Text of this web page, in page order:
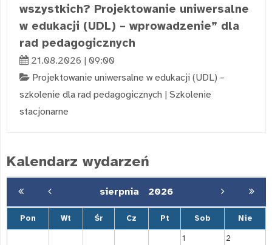
wszystkich? Projektowanie uniwersalne
w edukacji (UDL) – wprowadzenie” dla
rad pedagogicznych
21.08.2026 | 09:00
Projektowanie uniwersalne w edukacji (UDL) –
szkolenie dla rad pedagogicznych | Szkolenie
stacjonarne
Kalendarz wydarzeń
sierpnia 2026
Pon Wt Śr Cz Pt Sob Nie
1
2